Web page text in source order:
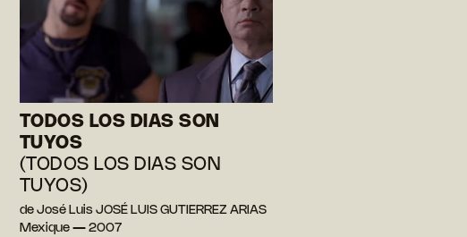
TODOS LOS DIAS SON
TUYOS
(TODOS LOS DIAS SON
TUYOS)
de José Luis JOSÉ LUIS GUTIERREZ ARIAS
Mexique — 2007